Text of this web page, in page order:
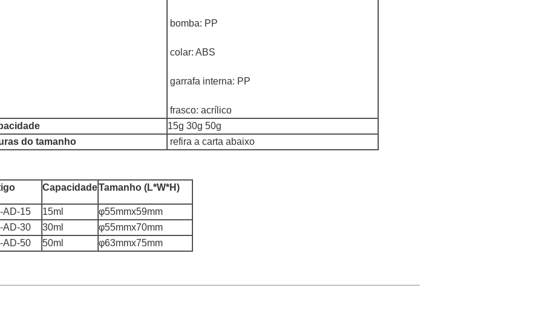
bomba: PP
colar: ABS
garrafa interna: PP
frasco: acrílico
15g 30g 50g
do tamanho
refira a carta abaixo
CapacidadeTamanho (L*W*H)
AD-15 15ml
φ55mmx59mm
AD-30
30ml
φ55mmx70mm
AD-50
50ml φ63mmx75mm